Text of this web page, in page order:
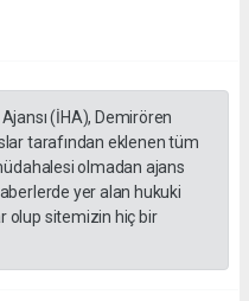
(İHA), Demirören
tarafından eklenen tüm
olmadan ajans
yer alan hukuki
olup sitemizin hiç bir